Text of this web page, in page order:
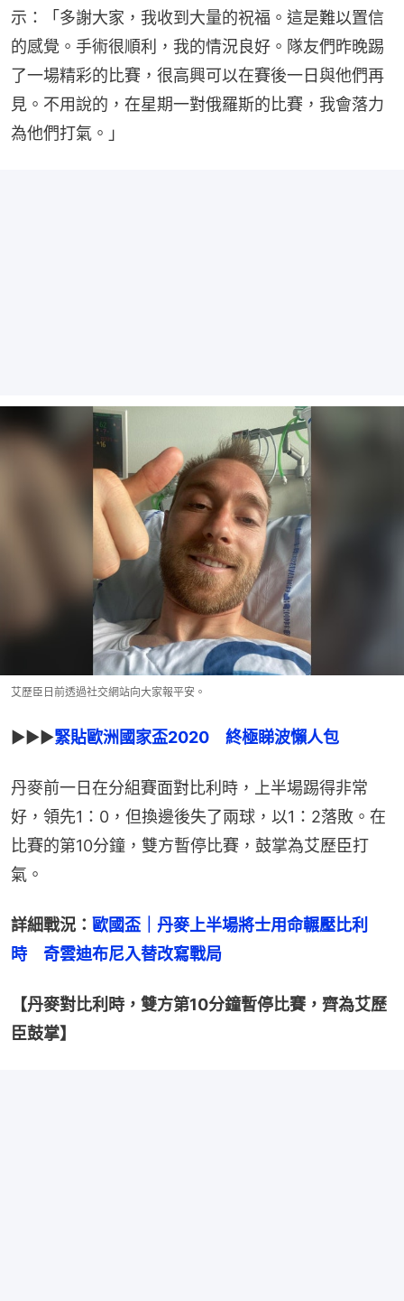
示：「多謝大家，我收到大量的祝福。這是難以置信
的感覺。手術很順利，我的情況良好。隊友們昨晚踢
了一場精彩的比賽，很高興可以在賽後一日與他們再
見。不用說的，在星期一對俄羅斯的比賽，我會落力
為他們打氣。」
艾歷臣日前透過社交網站向大家報平安。
▶▶▶緊貼歐洲國家盃2020　終極睇波懶人包
丹麥前一日在分組賽面對比利時，上半場踢得非常
好，領先1：0，但換邊後失了兩球，以1：2落敗。在
比賽的第10分鐘，雙方暫停比賽，鼓掌為艾歷臣打
氣。
詳細戰況： 歐國盃｜丹麥上半場將士用命輾壓比利
時　奇雲迪布尼入替改寫戰局
【丹麥對比利時，雙方第10分鐘暫停比賽，齊為艾歷
臣鼓掌】